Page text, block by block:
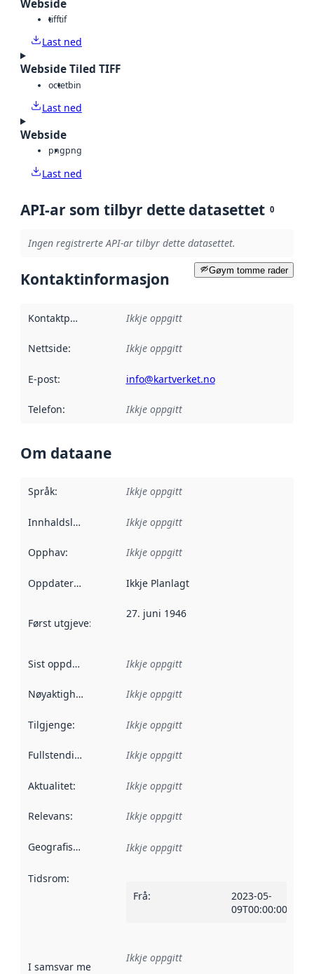
Webside
tifftif
Last ned
Webside Tiled TIFF
octetbin
Last ned
Webside
pngpng
Last ned
API-ar som tilbyr dette datasettet 0
Ingen registrerte API-ar tilbyr dette datasettet.
Gøym tomme rader
Kontaktinformasjon
Kontaktpunkt Ikkje oppgitt
Nettside: Ikkje oppgitt
E-post: info@kartverket.no
Telefon: Ikkje oppgitt
Om dataane
Språk: Ikkje oppgitt
Innhaldsleverandørar :
Ikkje oppgitt
Opphav: Ikkje oppgitt
Oppdateringsfrekvens :
Ikkje Planlagt
Først utgjeve: Denne datoen seier når dataa i dette
27. juni 1946
Sist oppdatert Ikkje oppgitt
Nøyaktigheit Ikkje oppgitt
Tilgjenge: Ikkje oppgitt
Fullstendigheit Ikkje oppgitt
Aktualitet: Ikkje oppgitt
Relevans: Ikkje oppgitt
Geografisk område Ikkje oppgitt
Tidsrom:
Frå:
2023-05-
09T00:00:00Z
I samsvar med Referanse til ei implementeringsregel eller
Ikkje oppgitt